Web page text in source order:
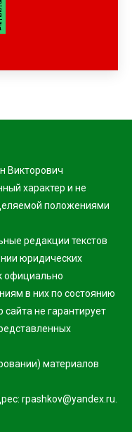
Викторович
характер и не
положениями
редакции текстов
юридических
официально
в них по состоянию
не гарантирует
материалов
rpashkov@yandex.ru.